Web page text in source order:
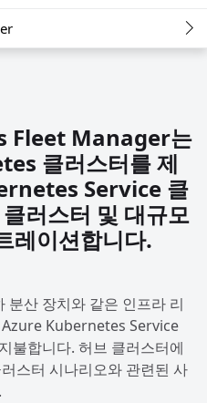
Fleet Manager는
클러스터를 제
Service 클
러스터 및 대규모
레이션합니다.
분산 장치와 같은 인프라 리
Kubernetes Service
불합니다. 허브 클러스터에
스터 시나리오와 관련된 사